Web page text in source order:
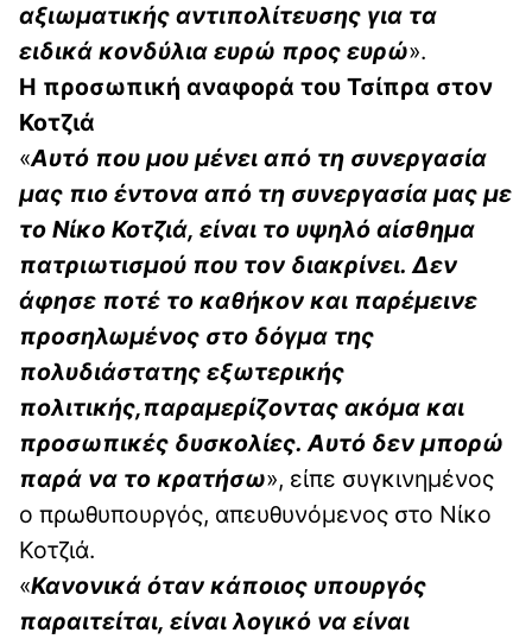
αξιωματικής αντιπολίτευσης για τα
ειδικά κονδύλια ευρώ προς ευρώ».
Η προσωπική αναφορά του Τσίπρα στον
Κοτζιά
«Αυτό που μου μένει από τη συνεργασία
μας πιο έντονα από τη συνεργασία μας με
το Νίκο Κοτζιά, είναι το υψηλό αίσθημα
πατριωτισμού που τον διακρίνει. Δεν
άφησε ποτέ το καθήκον και παρέμεινε
προσηλωμένος στο δόγμα της
πολυδιάστατης εξωτερικής
πολιτικής,παραμερίζοντας ακόμα και
προσωπικές δυσκολίες. Αυτό δεν μπορώ
παρά να το κρατήσω», είπε συγκινημένος
ο πρωθυπουργός, απευθυνόμενος στο Νίκο
Κοτζιά.
«Κανονικά όταν κάποιος υπουργός
παραιτείται, είναι λογικό να είναι